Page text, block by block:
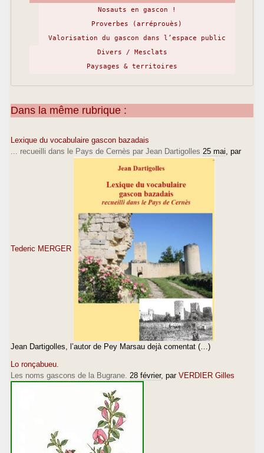
Nosauts en gascon !
Proverbes (arréprouès)
Valorisation du gascon dans l’espace public
Divers / Mesclats
Paysages & territoires
Dans la même rubrique :
Lexique du vocabulaire gascon bazadais
... recueilli dans le Pays de Cernès par Jean Dartigolles 25 mai , par
Tederic MERGER
Jean Dartigolles, l’autor de Pey Marsau dejà comentat (…)
Lo ronçabueu.
Les noms gascons de la Bugrane. 28 février, par VERDIER Gilles